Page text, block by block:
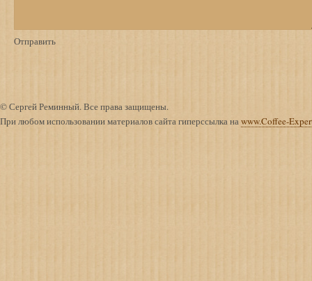
© Сергей Реминный. Все права защищены.
При любом использовании материалов сайта гиперссылка на www.Coffee-